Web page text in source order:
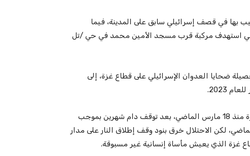
بها في قصف إسرائيلي سابق على المدينة، فيما
استهدف مركبة قرب مسجد الأمين محمد في حي /تل
ضحايا العدوان الإسرائيلي على قطاع غزة، إلى
وكان الاحتلال الإسرائيلي استأنف عدوانه على قطاع غزة منذ 18 مارس الماضي، بعد توقف دام شهرين بموجب
النار دخل حيز التنفيذ في 19 يناير الماضي، لكن الاحتلال خرق بنود وقف إطلاق النار على مدار
غزة الذي يعيش مأساة إنسانية غير مسبوقة.